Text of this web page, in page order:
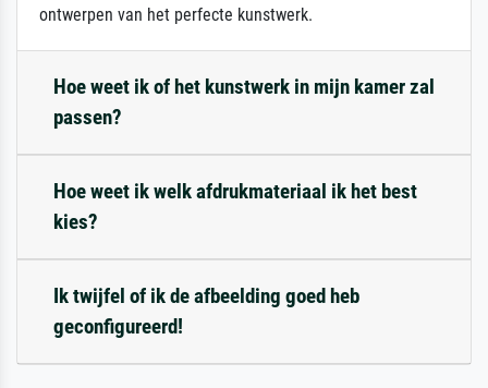
ontwerpen van het perfecte kunstwerk.
Hoe weet ik of het kunstwerk in mijn kamer zal
passen?
Hoe weet ik welk afdrukmateriaal ik het best
kies?
Ik twijfel of ik de afbeelding goed heb
geconfigureerd!